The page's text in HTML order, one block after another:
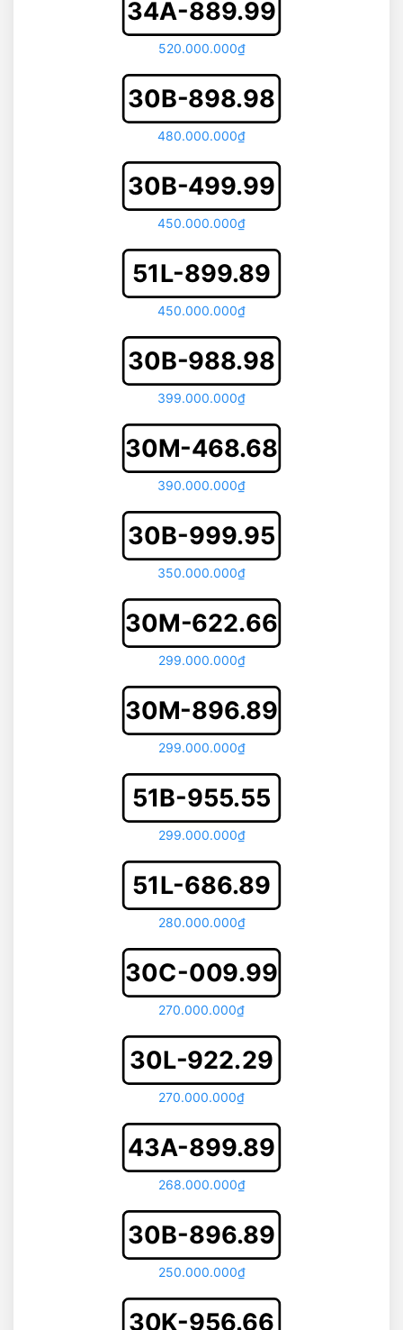
34A-889.99
520.000.000₫
30B-898.98
480.000.000₫
30B-499.99
450.000.000₫
51L-899.89
450.000.000₫
30B-988.98
399.000.000₫
30M-468.68
390.000.000₫
30B-999.95
350.000.000₫
30M-622.66
299.000.000₫
30M-896.89
299.000.000₫
51B-955.55
299.000.000₫
51L-686.89
280.000.000₫
30C-009.99
270.000.000₫
30L-922.29
270.000.000₫
43A-899.89
268.000.000₫
30B-896.89
250.000.000₫
30K-956.66